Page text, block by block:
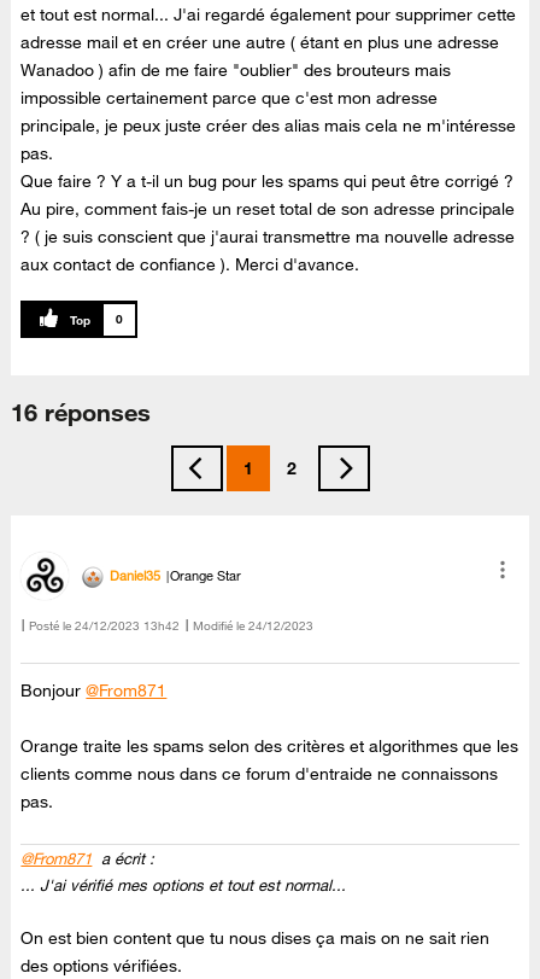
et tout est normal... J'ai regardé également pour supprimer cette
adresse mail et en créer une autre ( étant en plus une adresse
Wanadoo ) afin de me faire "oublier" des brouteurs mais
impossible certainement parce que c'est mon adresse
principale, je peux juste créer des alias mais cela ne m'intéresse
pas.
Que faire ? Y a t-il un bug pour les spams qui peut être corrigé ?
Au pire, comment fais-je un reset total de son adresse principale
? ( je suis conscient que j'aurai transmettre ma nouvelle adresse
aux contact de confiance ). Merci d'avance.
0
16 réponses
1 2
Daniel35 Orange Star
Posté le ‎24/12/2023 13h42 Modifié le 24/12/2023
Bonjour@From871
Orange traite les spams selon des critères et algorithmes que les
clients comme nous dans ce forum d'entraide ne connaissons
pas.
@From871 a écrit :
... J'ai vérifié mes options et tout est normal...
On est bien content que tu nous dises ça mais on ne sait rien
des options vérifiées.